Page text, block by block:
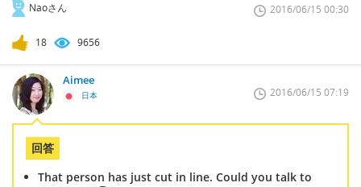
Naoさん 2016/06/15 00:30
18 9656
Aimee
日本 2016/06/15 07:19
回答
That person has just cut in line. Could you talk to